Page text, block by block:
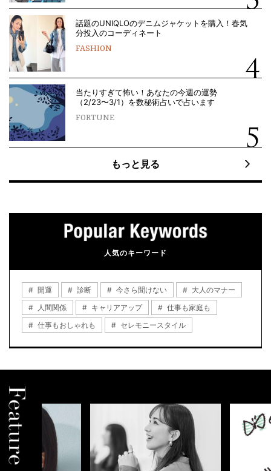
話題のUNIQLOのデニムジャケットを購入！春気
分投入のコーディネート
FASHION
当たりすぎて怖い！あなたの今週の運勢
（2/23〜3/1）を数秘術占いで占います
FORTUNE
もっと見る
人気のキーワード
開運 診断 今さら聞けない
大人のマナー
人間関係
キャリアアップ
仕事も家庭も
仕事もおしゃれも
セレモニースタイル